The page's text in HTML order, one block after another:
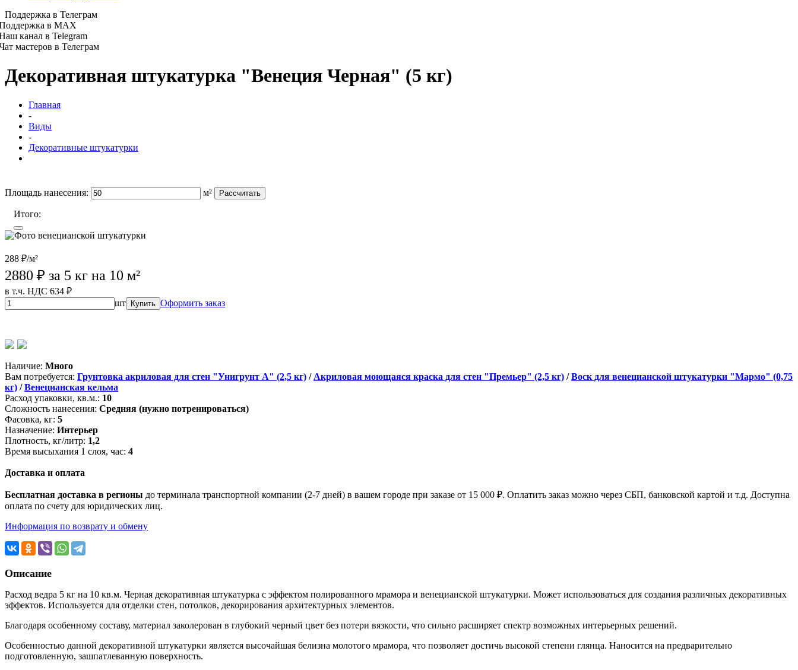
Поддержка в Телеграм
в MAX
канал в Telegram
мастеров в Телеграм
Декоративная штукатурка "Венеция Черная" (5 кг)
Главная
-
Виды
-
Декоративные штукатурки
Площадь нанесения:
м² Рассчитать
Итого:
288 ₽/м²
2880 ₽ за 5 кг на 10 м²
в т.ч. НДС 634 ₽
шт
Купить Оформить заказ
Наличие: Много
Вам потребуется: Грунтовка акриловая для стен "Унигрунт А" (2,5 кг) / Акриловая моющаяся краска для стен "Премьер" (2,5 кг) /Воск для венецианской штукатурки "Мармо" (0,75
кг) /Венецианская кельма
Расход упаковки, кв.м.: 10
Сложность нанесения: Средняя (нужно потренироваться)
Фасовка, кг: 5
Назначение: Интерьер
Плотность, кг/литр: 1,2
Время высыхания 1 слоя, час: 4
Доставка и оплата
Бесплатная доставка в регионы до терминала транспортной компании (2-7 дней) в вашем городе при заказе от 15 000 ₽. Оплатить заказ можно через СБП, банковской картой и т.д. Доступна
оплата по счету для юридических лиц.
Информация по возврату и обмену
Описание
Расход ведра 5 кг на 10 кв.м. Черная декоративная штукатурка с эффектом полированного мрамора и венецианской штукатурки. Может использоваться для создания различных декоративных
эффектов. Используется для отделки стен, потолков, декорирования архитектурных элементов.
Благодаря особенному составу, материал заколерован в глубокий черный цвет без потери вязкости, что сильно расширяет спектр возможных интерьерных решений.
Особенностью данной декоративной штукатурки является высочайшая белизна молотого мрамора, что позволяет достичь высокой степени глянца. Наносится на предварительно
подготовленную, зашпатлеванную поверхность.